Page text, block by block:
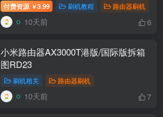
付费资源 ￥3.99 刷机教程 路由器刷机
10天前 6
小米路由器AX3000T港版/国际版拆箱
图RD23
刷机相关 路由器刷机
10天前 7